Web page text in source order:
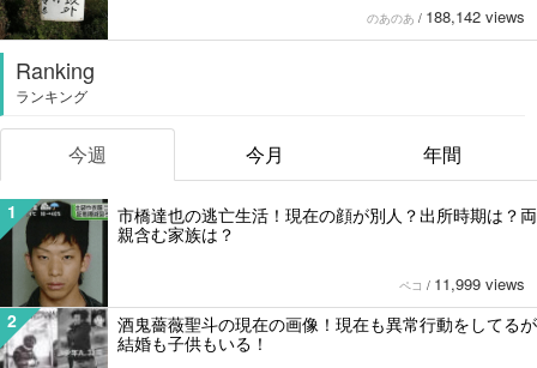
のあのあ / 188,142 views
Ranking
ランキング
今週 今月 年間
1
市橋達也の逃亡生活！現在の顔が別人？出所時期は？両
親含む家族は？
ペコ / 11,999 views
2
酒鬼薔薇聖斗の現在の画像！現在も異常行動をしてるが
結婚も子供もいる！